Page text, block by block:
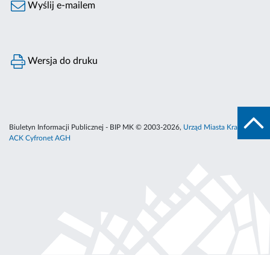
Wyślij e-mailem
Wersja do druku
Biuletyn Informacji Publicznej - BIP MK © 2003-2026, Urząd Miasta Krakowa
ACK Cyfronet AGH